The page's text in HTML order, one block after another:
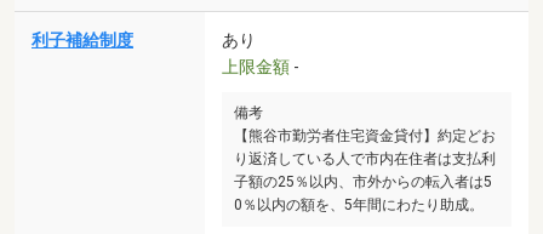
利子補給制度
あり
上限金額 -
備考
【熊谷市勤労者住宅資金貸付】約定どお
り返済している人で市内在住者は支払利
子額の25％以内、市外からの転入者は5
0％以内の額を、5年間にわたり助成。